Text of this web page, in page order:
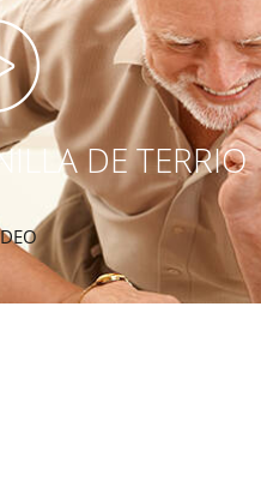
DE TERRIO